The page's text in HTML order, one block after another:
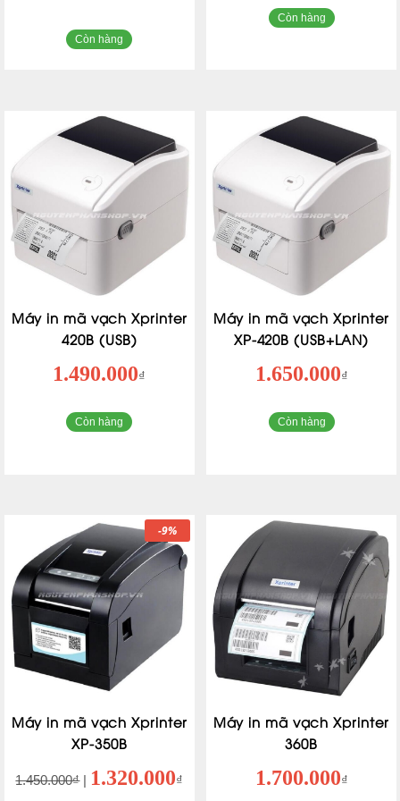
Còn hàng
Còn hàng
Máy in mã vạch Xprinter
420B (USB)
1.490.000₫
Còn hàng
Máy in mã vạch Xprinter
XP-420B (USB+LAN)
1.650.000₫
Còn hàng
Máy in mã vạch Xprinter
XP-350B
1.450.000₫| 1.320.000₫
-9%
Máy in mã vạch Xprinter
360B
1.700.000₫